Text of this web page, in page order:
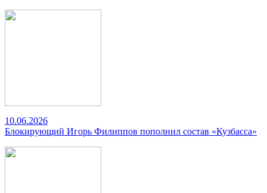
10.06.2026
Блокирующий Игорь Филиппов пополнил состав «Кузбасса»